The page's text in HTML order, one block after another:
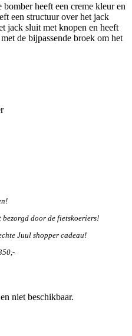
heeft een creme kleur en
een structuur over het jack
jack sluit met knopen en heeft
de bijpassende broek om het
bezorgd door de fietskoeriers!
Juul shopper cadeau!
niet beschikbaar.